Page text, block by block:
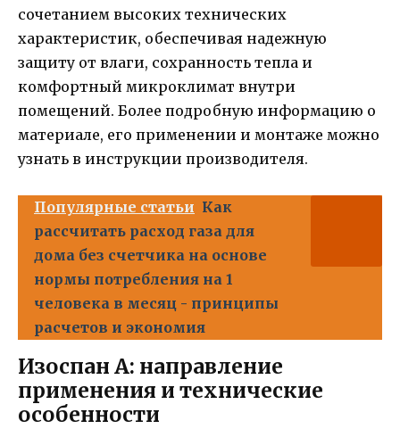
сочетанием высоких технических
характеристик, обеспечивая надежную
защиту от влаги, сохранность тепла и
комфортный микроклимат внутри
помещений. Более подробную информацию о
материале, его применении и монтаже можно
узнать в инструкции производителя.
Популярные статьи Как
рассчитать расход газа для
дома без счетчика на основе
нормы потребления на 1
человека в месяц - принципы
расчетов и экономия
Изоспан A: направление
применения и технические
особенности